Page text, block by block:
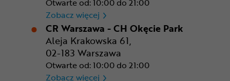
Otwarte od: 10:00 do 21:00
Zobacz więcej CR Rzeszów
CR Warszawa - CH Okęcie Park
Aleja Krakowska 61,
02-183 Warszawa
Otwarte od: 10:00 do 21:00
Zobacz więcej CR Warszawa - CH Okęcie